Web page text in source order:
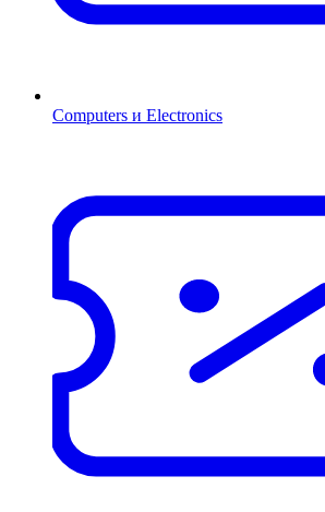
Computers и Electronics